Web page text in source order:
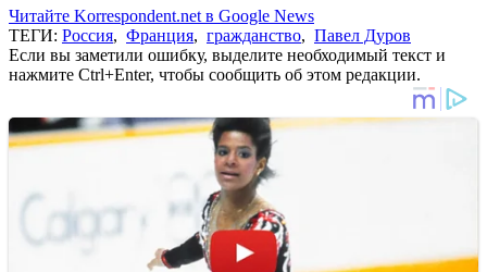
Читайте Korrespondent.net в Google News
ТЕГИ: Россия, Франция, гражданство, Павел Дуров
Если вы заметили ошибку, выделите необходимый текст и
нажмите Ctrl+Enter, чтобы сообщить об этом редакции.